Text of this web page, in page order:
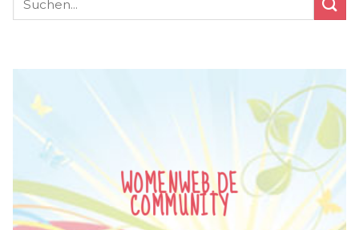
WOMENWEB.DE
COMMUNITY